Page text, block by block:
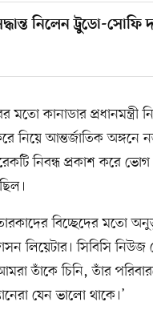
নিলেন ট্রুডো-সোফি
কানাডার প্রধানমন্ত্রী
নিয়ে আন্তর্জাতিক
নিবন্ধ প্রকাশ করে
বিচ্ছেদের মতো
লিয়েটার। সিবিসি
আমরা তাঁকে চিনি, তাঁর
যেন ভালো থাকে।’